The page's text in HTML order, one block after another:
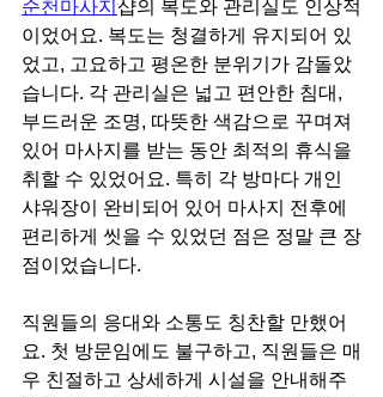
순천마사지 샵의 복도와 관리실도 인상적
이었어요. 복도는 청결하게 유지되어 있
었고, 고요하고 평온한 분위기가 감돌았
습니다. 각 관리실은 넓고 편안한 침대,
부드러운 조명, 따뜻한 색감으로 꾸며져
있어 마사지를 받는 동안 최적의 휴식을
취할 수 있었어요. 특히 각 방마다 개인
샤워장이 완비되어 있어 마사지 전후에
편리하게 씻을 수 있었던 점은 정말 큰 장
점이었습니다.
직원들의 응대와 소통도 칭찬할 만했어
요. 첫 방문임에도 불구하고, 직원들은 매
우 친절하고 상세하게 시설을 안내해주